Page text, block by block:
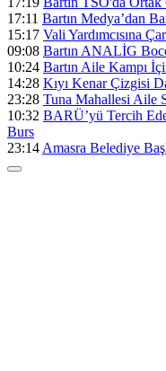
17:11 Bartın Medya’dan
15:17 Vali Yardımcısına
09:08 Bartın ANALİG
10:24 Bartın Aile Kampı
14:28 Kıyı Kenar Çizgisi
23:28 Tuna Mahallesi Aile
10:32 BARÜ’yü Tercih
Burs
23:14 Amasra Belediye